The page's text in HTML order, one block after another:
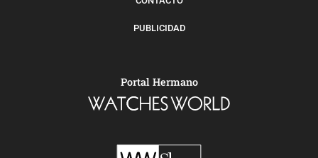
PUBLICIDAD
Portal Hermano